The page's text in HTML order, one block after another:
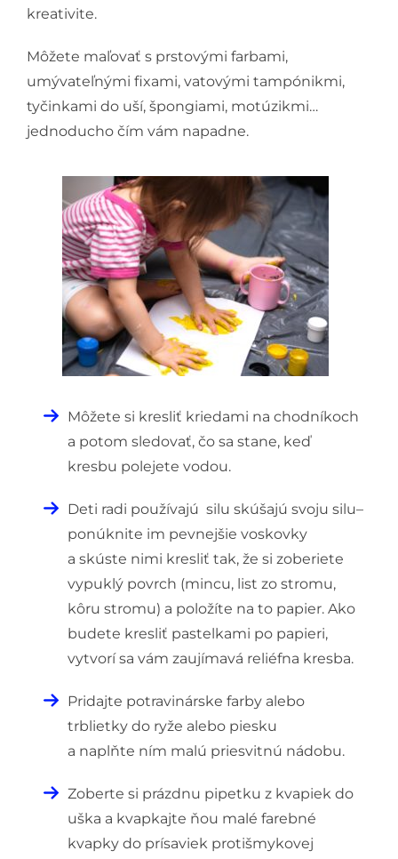
kreativite.
Môžete maľovať s prstovými farbami,
umývateľnými fixami, vatovými tampónikmi,
tyčinkami do uší, špongiami, motúzikmi…
jednoducho čím vám napadne.
Môžete si kresliť kriedami na chodníkoch
a potom sledovať, čo sa stane, keď
kresbu polejete vodou.
Deti radi používajú silu skúšajú svoju silu–
ponúknite im pevnejšie voskovky
a skúste nimi kresliť tak, že si zoberiete
vypuklý povrch (mincu, list zo stromu,
kôru stromu) a položíte na to papier. Ako
budete kresliť pastelkami po papieri,
vytvorí sa vám zaujímavá reliéfna kresba.
Pridajte potravinárske farby alebo
trblietky do ryže alebo piesku
a naplňte ním malú priesvitnú nádobu.
Zoberte si prázdnu pipetku z kvapiek do
uška a kvapkajte ňou malé farebné
kvapky do prísaviek protišmykovej